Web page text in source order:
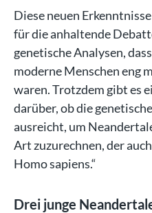
Diese neuen
für die anhaltende
genetische Analysen,
moderne Menschen eng
waren. Trotzdem gibt es
darüber, ob die
ausreicht, um
Art zuzurechnen, der
Homo sapiens.“
Drei junge